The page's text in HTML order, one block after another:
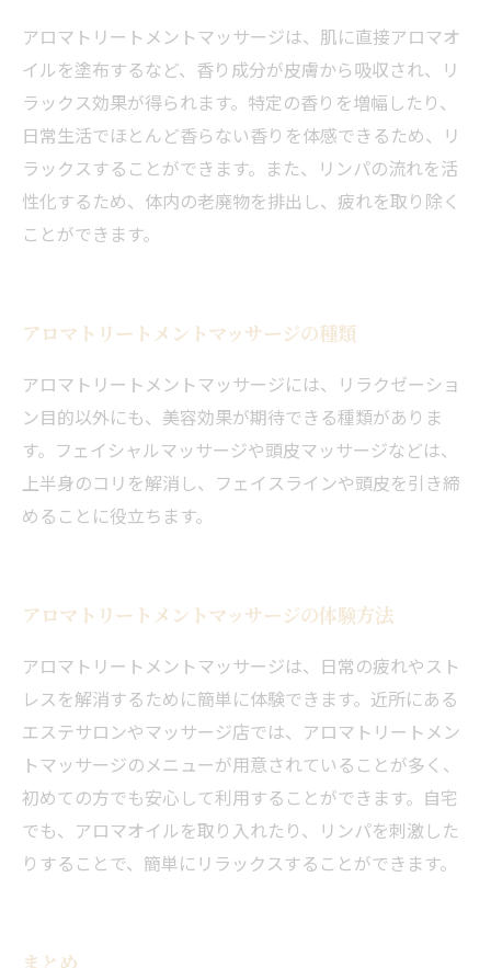
アロマトリートメントマッサージは、肌に直接アロマオ
イルを塗布するなど、香り成分が皮膚から吸収され、リ
ラックス効果が得られます。特定の香りを増幅したり、
日常生活でほとんど香らない香りを体感できるため、リ
ラックスすることができます。また、リンパの流れを活
性化するため、体内の老廃物を排出し、疲れを取り除く
ことができます。
アロマトリートメントマッサージの種類
アロマトリートメントマッサージには、リラクゼーショ
ン目的以外にも、美容効果が期待できる種類がありま
す。フェイシャルマッサージや頭皮マッサージなどは、
上半身のコリを解消し、フェイスラインや頭皮を引き締
めることに役立ちます。
アロマトリートメントマッサージの体験方法
アロマトリートメントマッサージは、日常の疲れやスト
レスを解消するために簡単に体験できます。近所にある
エステサロンやマッサージ店では、アロマトリートメン
トマッサージのメニューが用意されていることが多く、
初めての方でも安心して利用することができます。自宅
でも、アロマオイルを取り入れたり、リンパを刺激した
りすることで、簡単にリラックスすることができます。
まとめ